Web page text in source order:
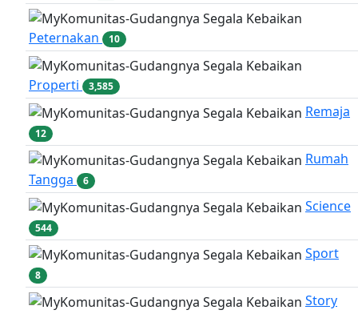
Peternakan 10
Properti 3,585
Remaja
12
Rumah
Tangga
6
Science
544
Sport
8
Story